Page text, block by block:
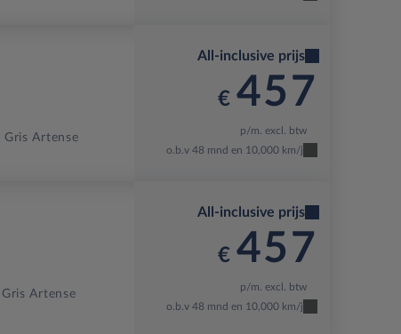
Gris Artense
All-inclusive prijs
€ 457
p/m. excl. btw
o.b.v 48 mnd en 10,000 km/j
Gris Artense
All-inclusive prijs
€ 457
p/m. excl. btw
o.b.v 48 mnd en 10,000 km/j